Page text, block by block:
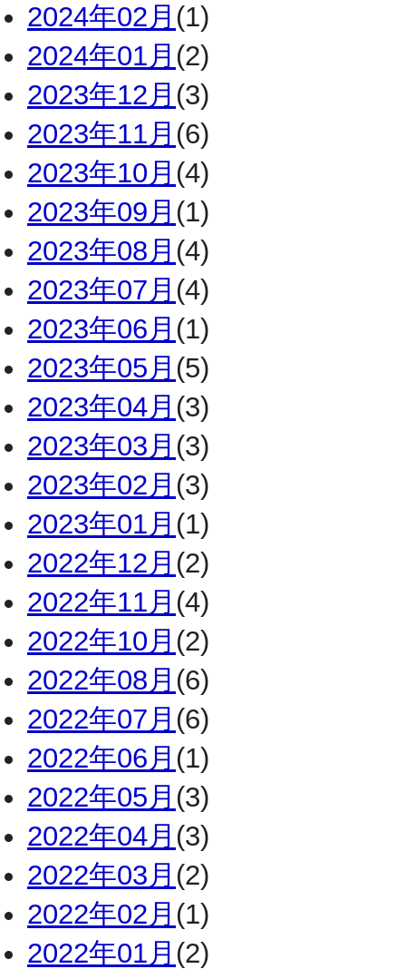
2024年02月 (1)
2024年01月 (2)
2023年12月 (3)
2023年11月 (6)
2023年10月 (4)
2023年09月 (1)
2023年08月 (4)
2023年07月 (4)
2023年06月 (1)
2023年05月 (5)
2023年04月 (3)
2023年03月 (3)
2023年02月 (3)
2023年01月 (1)
2022年12月 (2)
2022年11月 (4)
2022年10月 (2)
2022年08月 (6)
2022年07月 (6)
2022年06月 (1)
2022年05月 (3)
2022年04月 (3)
2022年03月 (2)
2022年02月 (1)
2022年01月 (2)